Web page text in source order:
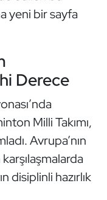
yeni bir sayfa
Derece
Milli Takımı,
Avrupa’nın
disiplinli hazırlık